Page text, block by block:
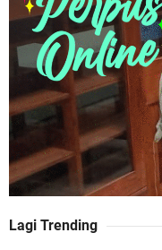
Lagi Trending